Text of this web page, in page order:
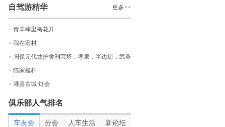
自驾游精华 更多>>
青羊肆里梅花开
我在宏村
国保元代龙护舍利宝塔，孝泉，半边街，武圣
陈家桅杆
灌县古城 灯会
俱乐部人气排名
车友会 分会 人车生活 新论坛